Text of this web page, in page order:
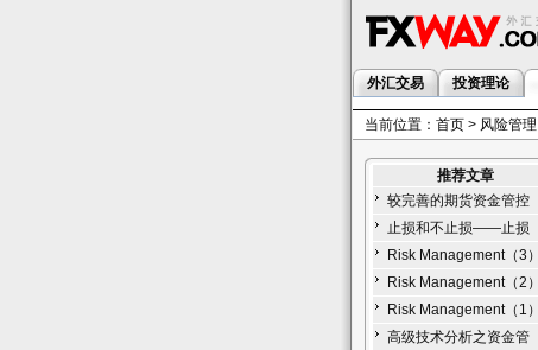
外汇交易 投资理论
当前位置： 首页 > 风险管理
推荐文章
较完善的期货资金管控
止损和不止损——止损
Risk Management（3）
Risk Management（2）
Risk Management（1）
高级技术分析之资金管